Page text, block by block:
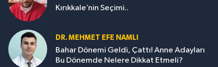
Kırıkkale’nin Seçimi..
DR. MEHMET EFE NAMLI
Bahar Dönemi Geldi, Çattı! Anne Adayları
Bu Dönemde Nelere Dikkat Etmeli?